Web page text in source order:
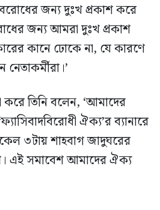
জন্য দুঃখ প্রকাশ করে
জন্য আমরা দুঃখ প্রকাশ
কানে ঢোকে না, যে কারণে
করে তিনি বলেন, ‘আমাদের
ঐক্য’র ব্যানারে
৩টায় শাহবাগ জাদুঘরের
এই সমাবেশ আমাদের ঐক্য